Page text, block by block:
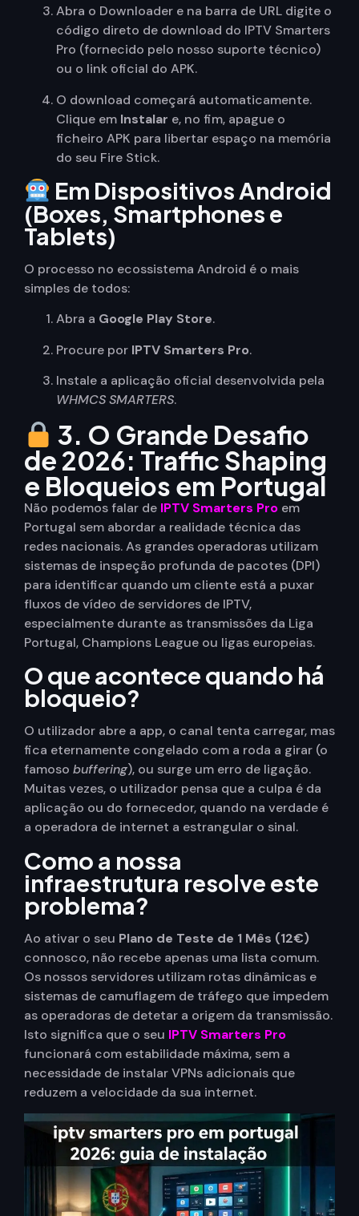
Abra o Downloader e na barra de URL digite o
código direto de download do IPTV Smarters
Pro (fornecido pelo nosso suporte técnico)
ou o link oficial do APK.
O download começará automaticamente.
Clique em Instalar e, no fim, apague o
ficheiro APK para libertar espaço na memória
do seu Fire Stick.
Em Dispositivos Android
(Boxes, Smartphones e
Tablets)
O processo no ecossistema Android é o mais
simples de todos:
Abra a Google Play Store.
Procure por IPTV Smarters Pro.
Instale a aplicação oficial desenvolvida pela
WHMCS SMARTERS.
3. O Grande Desafio
de 2026: Traffic Shaping
e Bloqueios em Portugal
Não podemos falar de IPTV Smarters Pro em
Portugal sem abordar a realidade técnica das
redes nacionais. As grandes operadoras utilizam
sistemas de inspeção profunda de pacotes (DPI)
para identificar quando um cliente está a puxar
fluxos de vídeo de servidores de IPTV,
especialmente durante as transmissões da Liga
Portugal, Champions League ou ligas europeias.
O que acontece quando há
bloqueio?
O utilizador abre a app, o canal tenta carregar, mas
fica eternamente congelado com a roda a girar (o
famoso buffering), ou surge um erro de ligação.
Muitas vezes, o utilizador pensa que a culpa é da
aplicação ou do fornecedor, quando na verdade é
a operadora de internet a estrangular o sinal.
Como a nossa
infraestrutura resolve este
problema?
Ao ativar o seu Plano de Teste de 1 Mês (12€)
connosco, não recebe apenas uma lista comum.
Os nossos servidores utilizam rotas dinâmicas e
sistemas de camuflagem de tráfego que impedem
as operadoras de detetar a origem da transmissão.
Isto significa que o seu IPTV Smarters Pro
funcionará com estabilidade máxima, sem a
necessidade de instalar VPNs adicionais que
reduzem a velocidade da sua internet.